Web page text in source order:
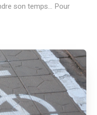
son temps... Pour